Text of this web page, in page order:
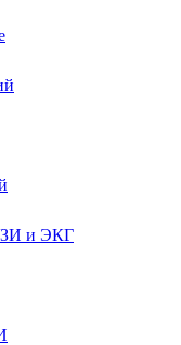
и ЭКГ